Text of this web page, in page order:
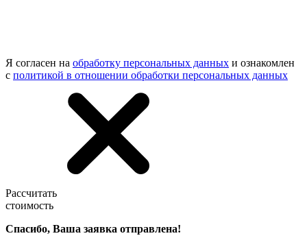
Я согласен на обработку персональных данных и ознакомлен
с политикой в отношении обработки персональных данных
Рассчитать
стоимость
Спасибо, Ваша заявка отправлена!